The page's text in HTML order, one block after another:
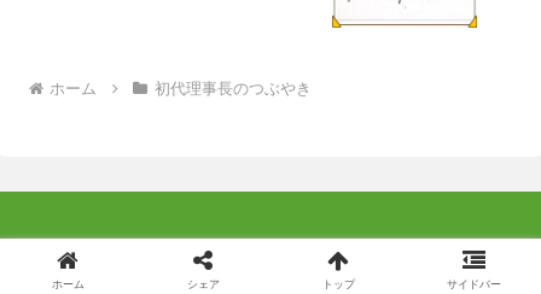
ホーム 初代理事長のつぶやき
© 2014 特定非営利活動法人よこはま成年後見つばさ .
ホーム シェア トップ サイドバー